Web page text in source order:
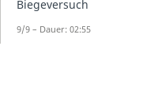
Biegeversuch
9/9 – Dauer: 02:55